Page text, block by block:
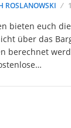
ROSLANOWSKI
bieten euch
über das
berechnet